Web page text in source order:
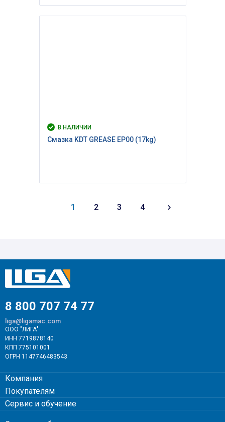
В НАЛИЧИИ
Cмазка KDT GREASE EP00 (17kg)
1 2 3 4
8 800 707 74 77
liga@ligamac.com
ООО "ЛИГА"
ИНН 7719878140
КПП 775101001
ОГРН 1147746483543
Компания
Покупателям
Сервис и обучение